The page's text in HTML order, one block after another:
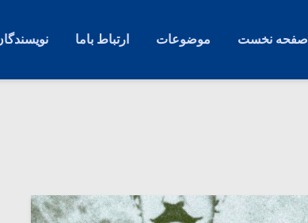
صفحه نخست موضوعات ارتباط باما